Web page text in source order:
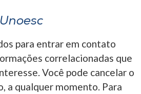
para entrar em contato
correlacionadas que
Você pode cancelar o
a qualquer momento. Para